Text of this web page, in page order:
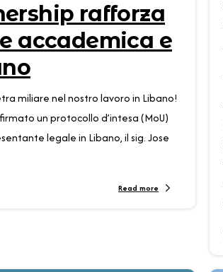
rafforza
accademica e
miliare nel nostro lavoro in Libano!
un protocollo d’intesa (MoU)
legale in Libano, il sig. Jose
Read more